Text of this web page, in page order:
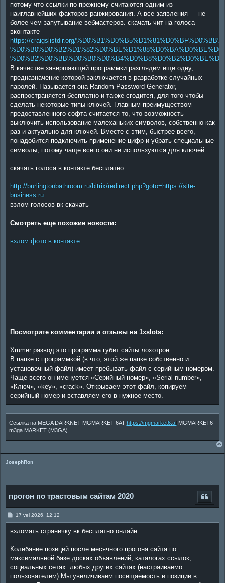
потому что ссылки по-прежнему считаются одним из
наиглавнейших факторов ранжирования. А все заявления — не
более чем запутывание вебмастеров. скачать чит на голоса
вконтакте
https://craigslistdir.org/
В качестве завершающей программки разглядим еще одну,
предназначение которой заключается в разработке случайных
паролей. Называется она Random Password Generator,
распространяется бесплатно и также сгодится, для того чтобы
сделать некоторые типы ключей. Главным преимуществом
предоставленного софта считается то, что возможность
выключить использование малеханьких символов, собственно как
раз и актуально для ключей. Вместе с этим, быстрее всего,
понадобится подключить применение цифр и убрать специальные
символы, потому чаще всего они не используются для ключей.
скачать голоса в контакте бесплатно
http://burlingtonbathroom.ru/bitrix/redirect.php?goto=https://site-
business.ru
взлом голосов вк скачать
Смотреть еще похожие новости:
взлом фото в контакте
Посмотрите комментарии и отзывы на 1xslots:
Xrumer развод это программа губит сайты лохотрон
В папке с программкой (в что, этой же папке собственно и
установочный файл) имеет пребывать файл с серийным номером.
Чаще всего он именуется «Серийный номер», «Serial number»,
«Ключ», «key», «crack». Открываем этот файл, копируем
серийный номер и вставляем его в нужное место.
Ссылка на MEGA DARKNET MGMARKET 6AT https://mgmarket6.afMGMARKET6
m3ga MARKET (M3GA)
JosephRon
прогон по трастовым сайтам 2020
P
t
17 vel 2026, 12:12
взломать страничку вк бесплатно онлайн
Колебание позиций после месячного прогона сайта по
максимальной базе.досках объявлений, каталогах ссылок,
социальных сетях. любых других сайтах (настраиваемо
пользователем).Мы увеличиваем посещаемость и позиции в